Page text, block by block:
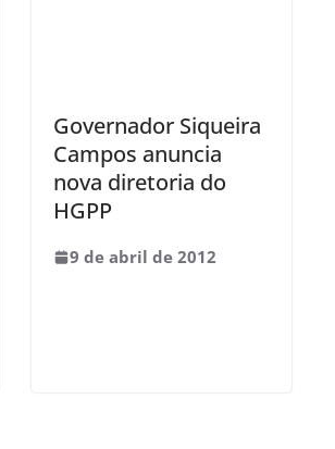
Governador Siqueira
Campos anuncia
nova diretoria do
HGPP
9 de abril de 2012